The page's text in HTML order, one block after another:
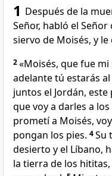
1 Después de la
Señor, habló el
siervo de Moisés, y le
2«Moisés, que fue
adelante tú estarás
juntos el Jordán,
que voy a darles a
prometí a Moisés,
pongan los pies. 4Su
desierto y el Líbano,
la tierra de los